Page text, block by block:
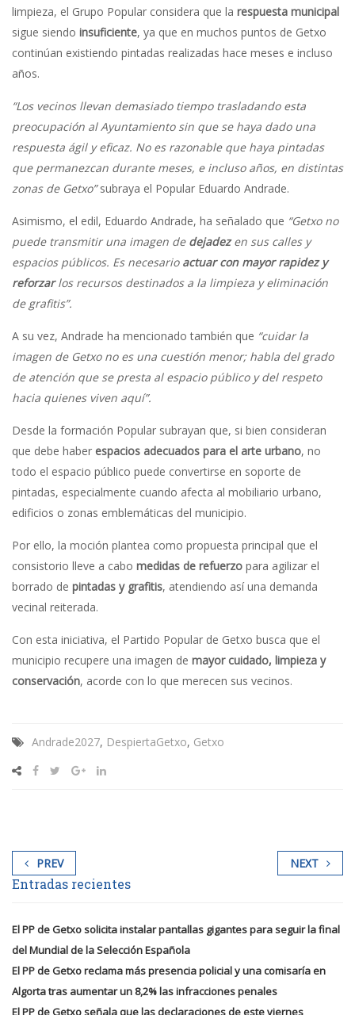
limpieza, el Grupo Popular considera que la respuesta municipal
sigue siendo insuficiente, ya que en muchos puntos de Getxo
continúan existiendo pintadas realizadas hace meses e incluso
años.
“Los vecinos llevan demasiado tiempo trasladando esta
preocupación al Ayuntamiento sin que se haya dado una
respuesta ágil y eficaz. No es razonable que haya pintadas
que permanezcan durante meses, e incluso años, en distintas
zonas de Getxo”subraya el Popular Eduardo Andrade.
Asimismo, el edil, Eduardo Andrade, ha señalado que “Getxo no
puede transmitir una imagen de dejadezen sus calles y
espacios públicos. Es necesario actuar con mayor rapidez y
reforzarlos recursos destinados a la limpieza y eliminación
de grafitis”.
A su vez, Andrade ha mencionado también que “cuidar la
imagen de Getxo no es una cuestión menor; habla del grado
de atención que se presta al espacio público y del respeto
hacia quienes viven aquí”.
Desde la formación Popular subrayan que, si bien consideran
que debe haber espacios adecuados para el arte urbano, no
todo el espacio público puede convertirse en soporte de
pintadas, especialmente cuando afecta al mobiliario urbano,
edificios o zonas emblemáticas del municipio.
Por ello, la moción plantea como propuesta principal que el
consistorio lleve a cabo medidas de refuerzo para agilizar el
borrado de pintadas y grafitis, atendiendo así una demanda
vecinal reiterada.
Con esta iniciativa, el Partido Popular de Getxo busca que el
municipio recupere una imagen de mayor cuidado, limpieza y
conservación, acorde con lo que merecen sus vecinos.
Andrade2027, DespiertaGetxo, Getxo
PREV NEXT
Entradas recientes
El PP de Getxo solicita instalar pantallas gigantes para seguir la final
del Mundial de la Selección Española
El PP de Getxo reclama más presencia policial y una comisaría en
Algorta tras aumentar un 8,2% las infracciones penales
El PP de Getxo señala que las declaraciones de este viernes